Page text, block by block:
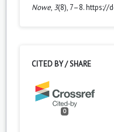
Nowe, 3(8), 7–8. https://
CITED BY / SHARE
0